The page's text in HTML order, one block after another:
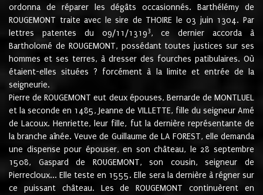
ordonna de réparer les dégâts occasionnés. Barthélémy de
ROUGEMONT traite avec le sire de THOIRE le 03 juin 1304. Par
lettres patentes du 09/11/13193, ce dernier accorda à
Bartholomé de ROUGEMONT, possédant toutes justices sur ses
hommes et ses terres, à dresser des fourches patibulaires. Où
étaient-elles situées ? forcément à la limite et entrée de la
seigneurie.
Pierre de ROUGEMONT eut deux épouses, Bernarde de MONTLUEL
et la seconde en 1485, Jeanne de VILLETTE, fille du seigneur Amé
de Lacoux. Henriette, leur fille, fut la dernière représentante de
la branche aînée. Veuve de Guillaume de LA FOREST, elle demanda
une dispense pour épouser, en son château, le 28 septembre
1508, Gaspard de ROUGEMONT, son cousin, seigneur de
Pierrecloux... Elle teste en 1555. Elle sera la dernière à régner sur
ce puissant château. Les de ROUGEMONT continuèrent en